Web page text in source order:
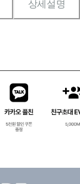
상세설명